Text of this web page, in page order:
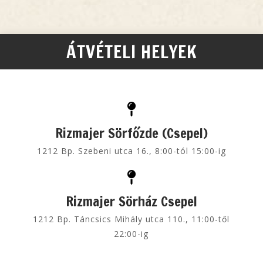
ÁTVÉTELI HELYEK
Rizmajer Sörfőzde (Csepel)
1212 Bp. Szebeni utca 16., 8:00-tól 15:00-ig
Rizmajer Sörház Csepel
1212 Bp. Táncsics Mihály utca 110., 11:00-től
22:00-ig